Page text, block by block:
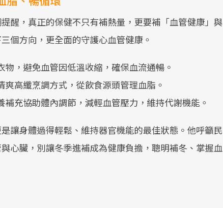
醒，真正的保健不只有補熱量，更要補「血管健康」與
個方向，更全面的守護心血管健康。
，避免血管因低溫收縮，確保血流通暢。
高纖烹調方式，從飲食源頭管理血脂。
充協助體內調節，減輕血管壓力，維持代謝機能。
讓身體過得輕鬆、維持器官機能的最佳狀態。他呼籲民
心臟，別讓冬季進補成為健康負擔，聰明補冬、掌握血